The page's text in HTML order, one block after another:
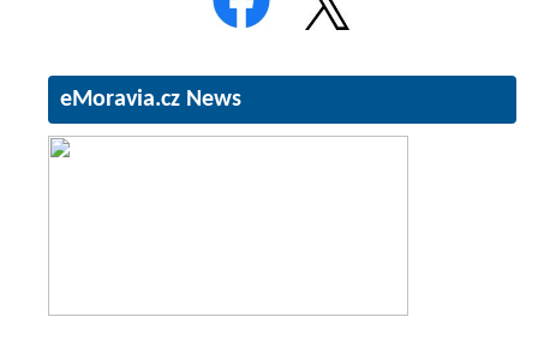
eMoravia.cz News